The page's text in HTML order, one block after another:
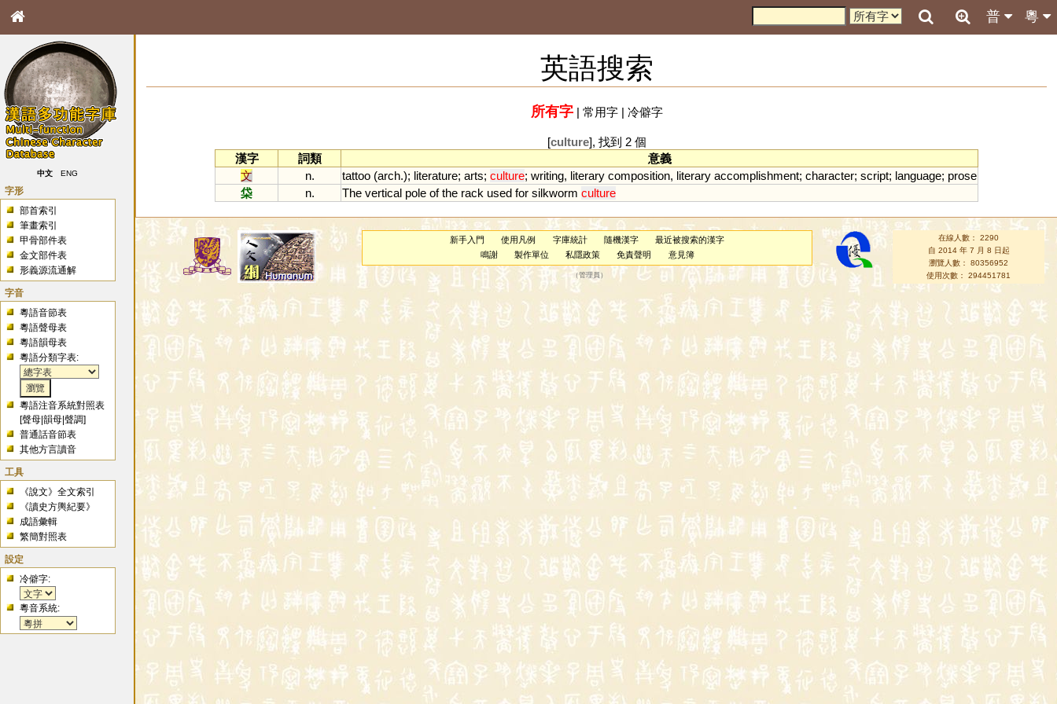
粵
普
中文 ENG
字形
部首索引
筆畫索引
甲骨部件表
金文部件表
形義源流通解
字音
粵語音節表
粵語聲母表
粵語韻母表
粵語分類字表:
粵語注音系統對照表
[聲母 |韻母 |聲調]
普通話音節表
其他方言讀音
工具
《說文》全文索引
《讀史方輿紀要》
成語彙輯
繁簡對照表
設定
冷僻字:
粵音系統:
英語搜索
所有字| 常用字| 冷僻字
[culture], 找到 2 個
漢字
詞類
意義
文
n. tattoo (arch.); literature; arts; culture; writing, literary composition, literary accomplishment; character; script; language; prose
柋
n. The vertical pole of the rack used for silkworm culture
新手入門 使用凡例 字庫統計 隨機漢字
最近被搜索的漢字
鳴謝
製作單位 私隱政策 免責聲明 意見簿
（管理員 ）
在線人數： 2290
自 2014 年 7 月 8 日起
瀏覽人數： 80356952
使用次數： 294451781